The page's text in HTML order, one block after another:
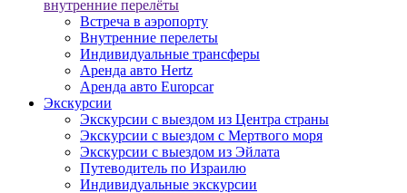
внутренние перелёты
Встреча в аэропорту
Внутренние перелеты
Индивидуальные трансферы
Аренда авто Hertz
Аренда авто Europcar
Экскурсии
Экскурсии с выездом из Центра страны
Экскурсии с выездом c Мертвого моря
Экскурсии с выездом из Эйлата
Путеводитель по Израилю
Индивидуальные экскурсии